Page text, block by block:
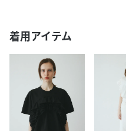
着用アイテム